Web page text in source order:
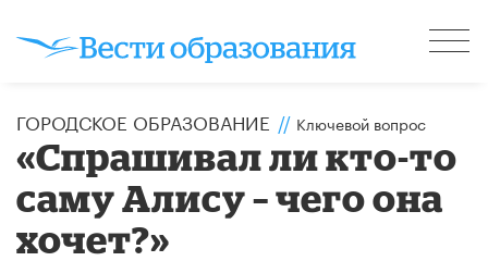
ГОРОДСКОЕ ОБРАЗОВАНИЕ // Ключевой вопрос
«Спрашивал ли кто-то
саму Алису – чего она
хочет?»